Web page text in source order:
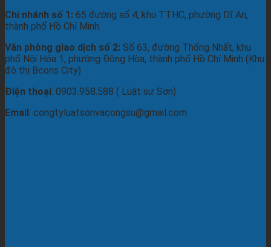
Chi nhánh số 1: 65 đường số 4, khu TTHC, phường Dĩ An,
thành phố Hồ Chí Minh.
Văn phòng giao dịch số 2: Số 63, đường Thống Nhất, khu
phố Nội Hóa 1, phường Đông Hòa, thành phố Hồ Chí Minh (Khu
đô thị Bcons City)
Điện thoại: 0903.958.588 ( Luật sư Sơn)
Email: congtyluatsonvacongsu@gmail.com